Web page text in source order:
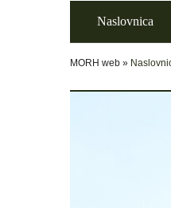
Naslovnica
MORH web »